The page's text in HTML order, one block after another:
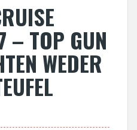
– TOP GUN
WEDER